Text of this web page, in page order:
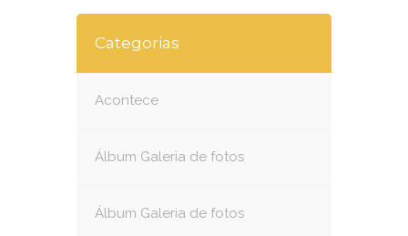
Categorias
Acontece
Álbum Galeria de fotos
Álbum Galeria de fotos